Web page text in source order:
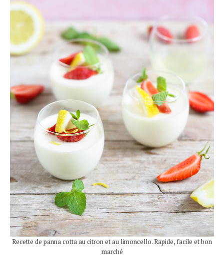
Recette de panna cotta au citron et au limoncello. Rapide, facile et bon
marché